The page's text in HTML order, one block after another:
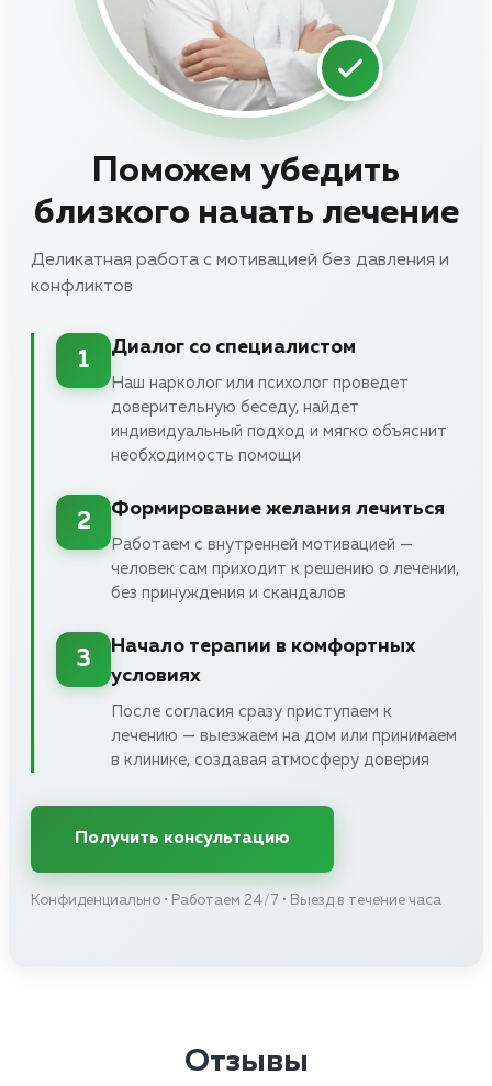
Поможем убедить
близкого начать лечение
Деликатная работа с мотивацией без давления и
конфликтов
1
Диалог со специалистом
Наш нарколог или психолог проведет
доверительную беседу, найдет
индивидуальный подход и мягко объяснит
необходимость помощи
2
Формирование желания лечиться
Работаем с внутренней мотивацией —
человек сам приходит к решению о лечении,
без принуждения и скандалов
3
Начало терапии в комфортных
условиях
После согласия сразу приступаем к
лечению — выезжаем на дом или принимаем
в клинике, создавая атмосферу доверия
Получить консультацию
Конфиденциально • Работаем 24/7 • Выезд в течение часа
Отзывы